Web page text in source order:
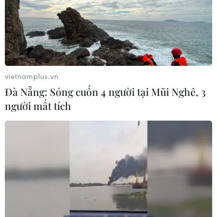
Hạn hán nghiêm trọng đe dọa "huyết
mạch" kinh tế châu Âu
07/08/2026 07:58
Xem thêm
CƠ QUAN CHỦ QUẢN: THÔNG TẤN XÃ VIỆT NAM
Tổng Biên tập: TRẦN TIẾN DUẨN
Phó Tổng Biên tập: NGUYỄN THỊ TÁM, KHÚC THANH
vietnamplus.vn
Đà Nẵng: Sóng cuốn 4 người tại Mũi Nghê, 3
người mất tích